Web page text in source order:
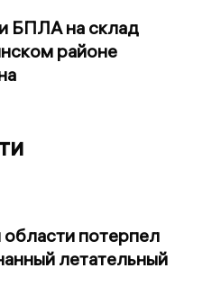
БПЛА на склад
районе
потерпел
летательный